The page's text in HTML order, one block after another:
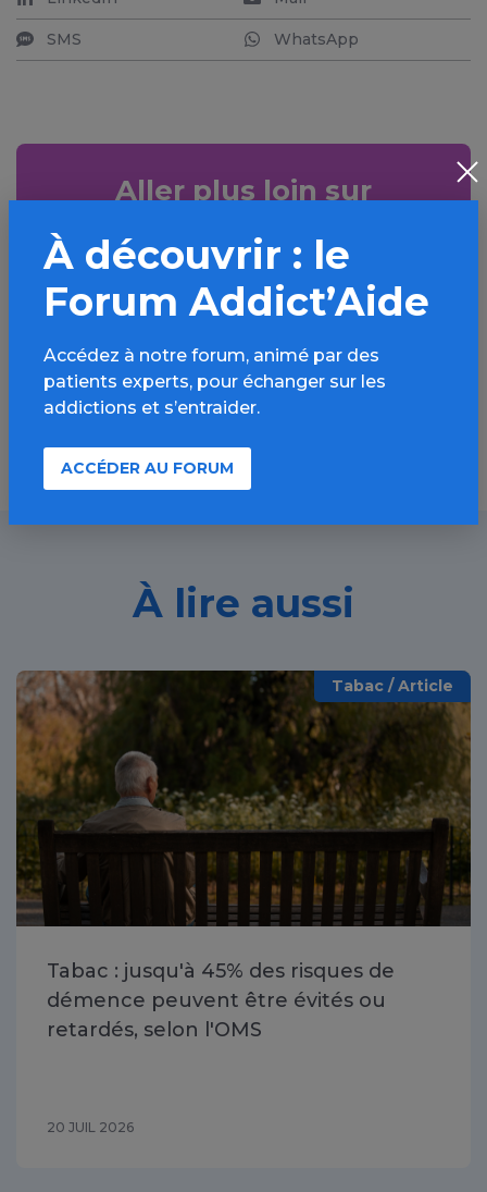
SMS WhatsApp
Aller plus loin sur
Informations, parcours d’évaluations,
bonnes pratiques, FAQ, annuaires,
Découvrir
À lire aussi
Tabac / Article
Tabac : jusqu'à 45% des risques de
démence peuvent être évités ou
retardés, selon l'OMS
20 JUIL 2026
À découvrir : le
Forum Addict’Aide
Accédez à notre forum, animé par des
patients experts, pour échanger sur les
addictions et s’entraider.
ACCÉDER AU FORUM